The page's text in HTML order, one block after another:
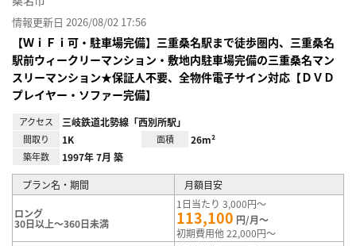
情報更新日 2026/08/02 17:56
【ＷｉＦｉ可・駐車場完備】三重桑名駅まで徒歩圏内、三重桑名
駅前ウィークリーマンション・敷地内駐車場完備の三重桑名マン
スリーマンション★保証人不要、全物件電子サイン対応【ＤＶＤ
プレイヤー・ソファー完備】
アクセス 三岐鉄道北勢線「西別所駅」
間取り 1K 面積 26m²
築年数 1997年 7月 築
プラン名・期間 月額目安
ロング
30日以上～360日未満
1日当たり 3,000円～
113,100 円/月～
初期費用他 22,000円～